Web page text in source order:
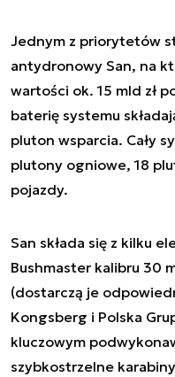
Jednym z priorytetów
antydronowy San, na
wartości ok. 15 mld zł
baterię systemu
pluton wsparcia. Cały
plutony ogniowe, 18
pojazdy.
San składa się z kilku
Bushmaster kalibru 30
(dostarczą je
Kongsberg i Polska
kluczowym
szybkostrzelne